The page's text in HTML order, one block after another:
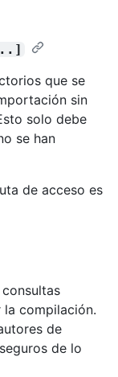
que se
sin
solo debe
se han
de acceso es
la compilación.
de
de lo